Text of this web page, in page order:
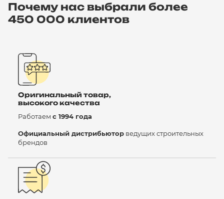
Почему нас выбрали более
450 000 клиентов
Оригинальный товар,
высокого качества
Работаем с 1994 года
Официальный дистрибьютор ведущих строительных
брендов